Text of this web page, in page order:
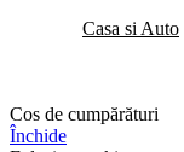
Casa si Auto
Cos de cumpărături
Închide